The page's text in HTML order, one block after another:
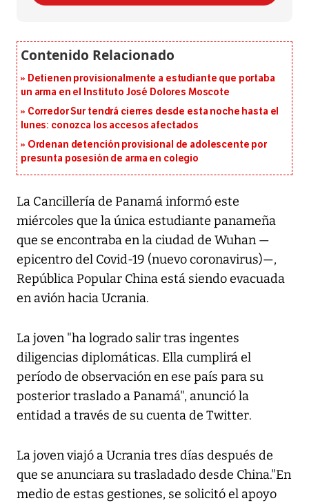
Detienen provisionalmente a estudiante que portaba
un arma en el Instituto José Dolores Moscote
Corredor Sur tendrá cierres desde esta noche hasta el
lunes: conozca los accesos afectados
Ordenan detención provisional de adolescente por
presunta posesión de arma en colegio
La Cancillería de Panamá informó este
miércoles que la única estudiante panameña
que se encontraba en la ciudad de Wuhan —
epicentro del Covid-19 (nuevo coronavirus)—,
República Popular China está siendo evacuada
en avión hacia Ucrania.
La joven "ha logrado salir tras ingentes
diligencias diplomáticas. Ella cumplirá el
período de observación en ese país para su
posterior traslado a Panamá", anunció la
entidad a través de su cuenta de Twitter.
La joven viajó a Ucrania tres días después de
que se anunciara su trasladado desde China."En
medio de estas gestiones, se solicitó el apoyo